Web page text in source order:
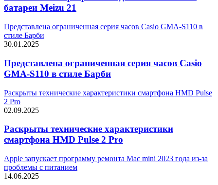
батареи Meizu 21
Представлена ограниченная серия часов Casio GMA-S110 в
стиле Барби
30.01.2025
Представлена ограниченная серия часов Casio
GMA-S110 в стиле Барби
Раскрыты технические характеристики смартфона HMD Pulse
2 Pro
02.09.2025
Раскрыты технические характеристики
смартфона HMD Pulse 2 Pro
Apple запускает программу ремонта Mac mini 2023 года из-за
проблемы с питанием
14.06.2025